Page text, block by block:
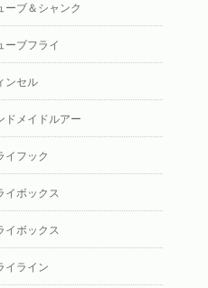
ーブ＆シャンク
ーブフライ
ンセル
ドメイドルアー
イフック
イボックス
イボックス
イライン